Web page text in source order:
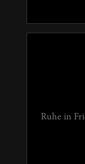
Ruhe in